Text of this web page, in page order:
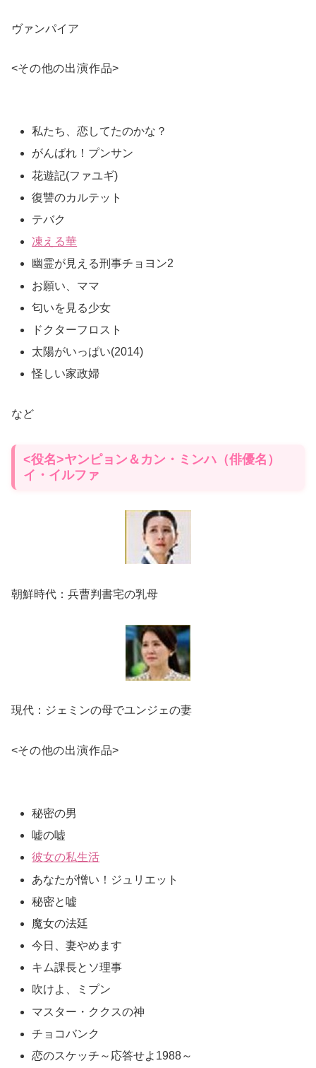
ヴァンパイア
<その他の出演作品>
私たち、恋してたのかな？
がんばれ！プンサン
花遊記(ファユギ)
復讐のカルテット
テバク
凍える華
幽霊が見える刑事チョヨン2
お願い、ママ
匂いを見る少女
ドクターフロスト
太陽がいっぱい(2014)
怪しい家政婦
など
<役名>ヤンピョン＆カン・ミンハ（俳優名）
イ・イルファ
朝鮮時代：兵曹判書宅の乳母
現代：ジェミンの母でユンジェの妻
<その他の出演作品>
秘密の男
嘘の嘘
彼女の私生活
あなたが憎い！ジュリエット
秘密と嘘
魔女の法廷
今日、妻やめます
キム課長とソ理事
吹けよ、ミプン
マスター・ククスの神
チョコバンク
恋のスケッチ～応答せよ1988～